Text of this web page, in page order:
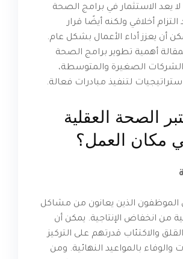
يعد الاستثمار في برامج الصحة
أخلاقي ولكنه أيضًا قرار
أن يعزز أداء الأعمال بشكل عام.
أهمية تطوير برامج الصحة
الصغيرة والمتوسطة،
لتنفيذ مبادرات فعالة.
الصحة العقلية
مكان العمل؟
الموظفون الذين يعانون من مشاكل
من انخفاض الإنتاجية. يمكن أن
والاكتئاب قدرتهم على التركيز
والوفاء بالمواعيد النهائية. ومن